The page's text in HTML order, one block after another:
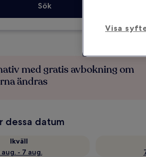
Sök
med gratis avbokning om
ändras
dessa datum
Ikväll
aug. - 7 aug.
Visa